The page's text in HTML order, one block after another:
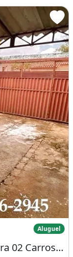
02 Carros
Aluguel
Casa para Alugar com Vaga para 02 Carros e Quintal na Anhanguera B